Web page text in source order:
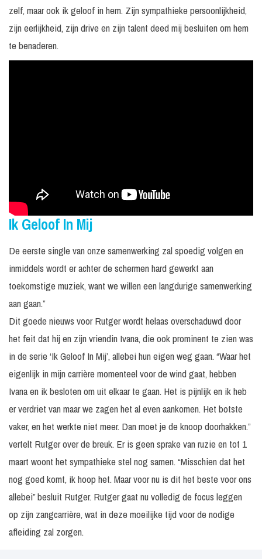
zelf, maar ook ík geloof in hem. Zijn sympathieke persoonlijkheid,
zijn eerlijkheid, zijn drive en zijn talent deed mij besluiten om hem
te benaderen.
Ik Geloof In Mij
De eerste single van onze samenwerking zal spoedig volgen en
inmiddels wordt er achter de schermen hard gewerkt aan
toekomstige muziek, want we willen een langdurige samenwerking
aan gaan.”
Dit goede nieuws voor Rutger wordt helaas overschaduwd door
het feit dat hij en zijn vriendin Ivana, die ook prominent te zien was
in de serie ‘Ik Geloof In Mij’, allebei hun eigen weg gaan. “Waar het
eigenlijk in mijn carrière momenteel voor de wind gaat, hebben
Ivana en ik besloten om uit elkaar te gaan. Het is pijnlijk en ik heb
er verdriet van maar we zagen het al even aankomen. Het botste
vaker, en het werkte niet meer. Dan moet je de knoop doorhakken.”
vertelt Rutger over de breuk. Er is geen sprake van ruzie en tot 1
maart woont het sympathieke stel nog samen. “Misschien dat het
nog goed komt, ik hoop het. Maar voor nu is dit het beste voor ons
allebei” besluit Rutger. Rutger gaat nu volledig de focus leggen
op zijn zangcarrière, wat in deze moeilijke tijd voor de nodige
afleiding zal zorgen.